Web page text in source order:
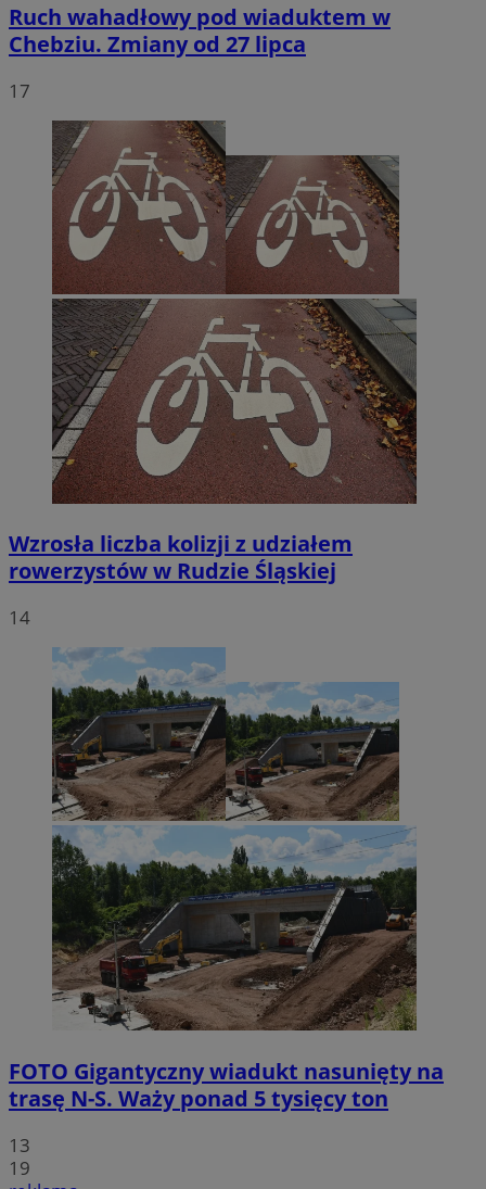
Ruch wahadłowy pod wiaduktem w
Chebziu. Zmiany od 27 lipca
17
Wzrosła liczba kolizji z udziałem
rowerzystów w Rudzie Śląskiej
14
FOTO Gigantyczny wiadukt nasunięty na
trasę N-S. Waży ponad 5 tysięcy ton
13
19